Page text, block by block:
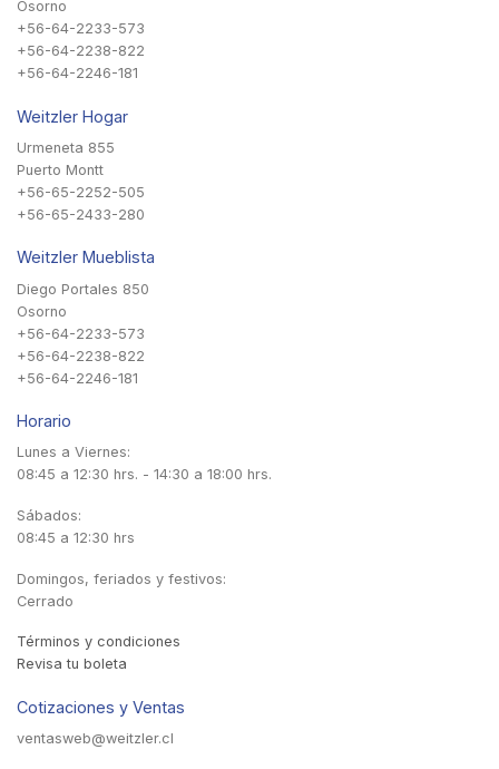
Osorno
+56-64-2233-573
+56-64-2238-822
+56-64-2246-181
Weitzler Hogar
Urmeneta 855
Puerto Montt
+56-65-2252-505
+56-65-2433-280
Weitzler Mueblista
Diego Portales 850
Osorno
+56-64-2233-573
+56-64-2238-822
+56-64-2246-181
Horario
Lunes a Viernes:
08:45 a 12:30 hrs. - 14:30 a 18:00 hrs.
Sábados:
08:45 a 12:30 hrs
Domingos, feriados y festivos:
Cerrado
Términos y condiciones
Revisa tu boleta
Cotizaciones y Ventas
ventasweb@weitzler.cl